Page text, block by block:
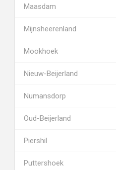
Maasdam
Mijnsheerenland
Mookhoek
Nieuw-Beijerland
Numansdorp
Oud-Beijerland
Piershil
Puttershoek